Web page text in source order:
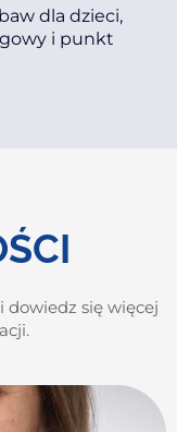
dla dzieci,
i punkt
dowiedz się więcej